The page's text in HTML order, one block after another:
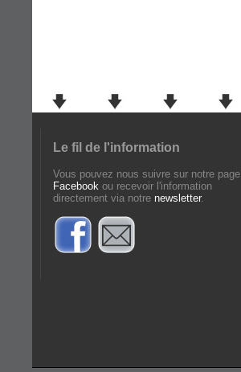
Le fil de l'information
Vous pouvez nous suivre sur notre page
Facebook ou recevoir l'information
directement via notre newsletter.